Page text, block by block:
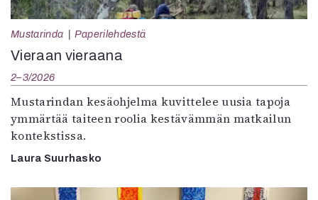
Mustarinda Paperilehdestä
Vieraan vieraana
2–3/2026
Mustarindan kesäohjelma kuvittelee uusia tapoja
ymmärtää taiteen roolia kestävämmän matkailun
kontekstissa.
Laura Suurhasko